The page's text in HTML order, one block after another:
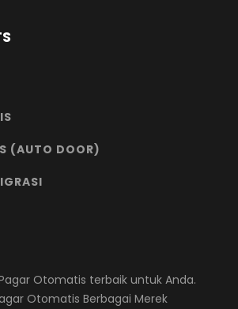
(AUTO DOOR)
Otomatis terbaik untuk Anda.
Otomatis Berbagai Merek